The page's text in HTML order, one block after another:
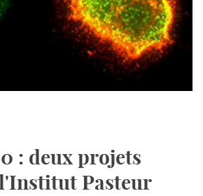
: deux projets
Pasteur